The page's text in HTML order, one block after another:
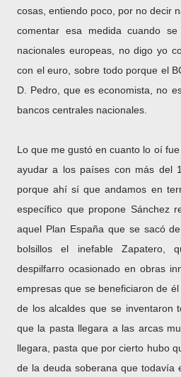
cosas, entiendo poco, por no decir
comentar esa medida cuando
nacionales europeas, no digo yo
con el euro, sobre todo porque el
D. Pedro, que es economista, no
bancos centrales nacionales.
Lo que me gustó en cuanto lo oí
ayudar a los países con más del
porque ahí sí que andamos en
específico que propone Sánchez
aquel Plan España que se sacó
bolsillos el inefable Zapatero,
despilfarro ocasionado en obras
empresas que se beneficiaron de
de los alcaldes que se inventaron
que la pasta llegara a las arcas
llegara, pasta que por cierto hubo
de la deuda soberana que todavía